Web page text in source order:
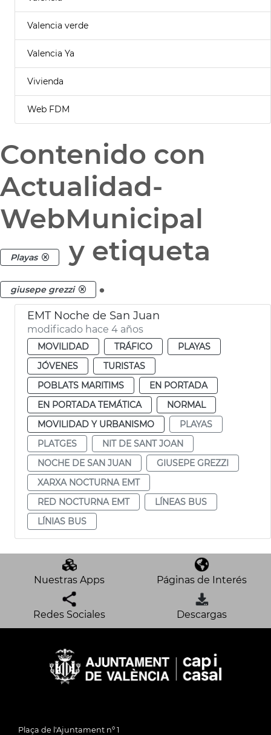
Valencia verde
Valencia Ya
Vivienda
Web FDM
Contenido con
Actualidad-
WebMunicipal
Playas y etiqueta
giusepe grezzi .
EMT Noche de San Juan
modificado hace 4 años
MOVILIDAD TRÁFICO
PLAYAS
JÓVENES
TURISTAS
POBLATS MARITIMS
EN PORTADA
EN PORTADA TEMÁTICA
NORMAL
MOVILIDAD Y URBANISMO
PLAYAS
PLATGES
NIT DE SANT JOAN
NOCHE DE SAN JUAN
GIUSEPE GREZZI
XARXA NOCTURNA EMT
RED NOCTURNA EMT
LÍNEAS BUS
LÍNIAS BUS
Nuestras Apps Páginas de Interés
Redes Sociales Descargas
Plaça de l'Ajuntament nº 1